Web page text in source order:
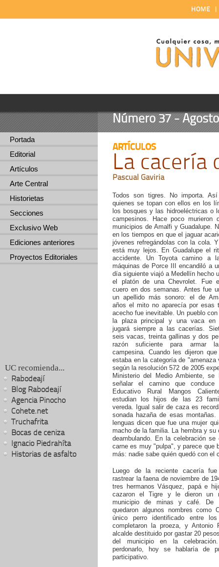
HOME
Número 37 - Agosto
Portada
Editorial
Artículos
Arte Central
Historietas
Secciones
Exclusivo Web
Ediciones anteriores
Proyectos Editoriales
UC recomienda...
Rabodeají
Blog Rabodeají
Agencia Pinocho
Cohete.net
Truchafrita
Bocas de ceniza
Ignacio Piedrahíta
Historias de asfalto
ARTÍCULOS
La cacería
Pascual Gaviria
Todos son tigres. No importa.
quienes se topan con ellos en los
los bosques y las hidroeléctricas o
campesinos. Hace poco murieron
municipios de Amalfi y Guadalupe.
en los tiempos en que el jaguar
jóvenes refregándolas con la cola.
está muy lejos. En Guadalupe el
accidente. Un Toyota camino a
máquinas de Porce III encandiló a
día siguiente viajó a Medellín hecho
el platón de una Chevrolet. Fue
cuero en dos semanas. Antes fue
un apellido más sonoro: el de
años el mito no aparecía por esas
acecho fue inevitable. Un pueblo
la plaza principal y una vaca en
jugará siempre a las cacerías.
seis vacas, treinta gallinas y dos
razón suficiente para armar
campesina. Cuando les dijeron
estaba en la categoría de "amenaza
según la resolución 572 de 2005
Ministerio del Medio Ambiente, se
señalar el camino que conduce
Educativo Rural Mangos
estudian los hijos de las 23
vereda. Igual salir de caza es
sonada hazaña de esas montañas.
lenguas dicen que fue una mujer
macho de la familia. La hembra y su
deambulando. En la celebración se
carne es muy "pulpa", y parece que
más: nadie sabe quién quedó con el
Luego de la reciente cacería fue
rastrear la faena de noviembre de
tres hermanos Vásquez, papá e
cazaron el Tigre y le dieron un
municipio de minas y café. De
quedaron algunos nombres como
único perro identificado entre
completaron la proeza, y Antonio
alcalde destituido por gastar 20
del municipio en la celebración.
perdonarlo, hoy se hablaría de
participativo.